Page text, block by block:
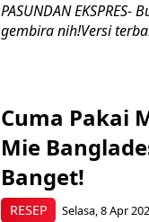
PASUNDAN
gembira nih!Versi
RESEP
Cuma Pakai
Mie
Banget!
Selasa, 8 Apr